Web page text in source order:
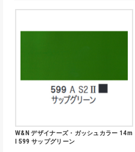
W&N デザイナーズ・ガッシュカラー 14m
l 599 サップグリーン